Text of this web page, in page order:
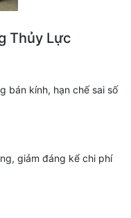
Thủy Lực
bán kính, hạn chế sai số
giảm đáng kể chi phí